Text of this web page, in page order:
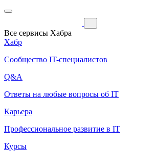
Все сервисы Хабра
Хабр
Сообщество IT-специалистов
Q&A
Ответы на любые вопросы об IT
Карьера
Профессиональное развитие в IT
Курсы